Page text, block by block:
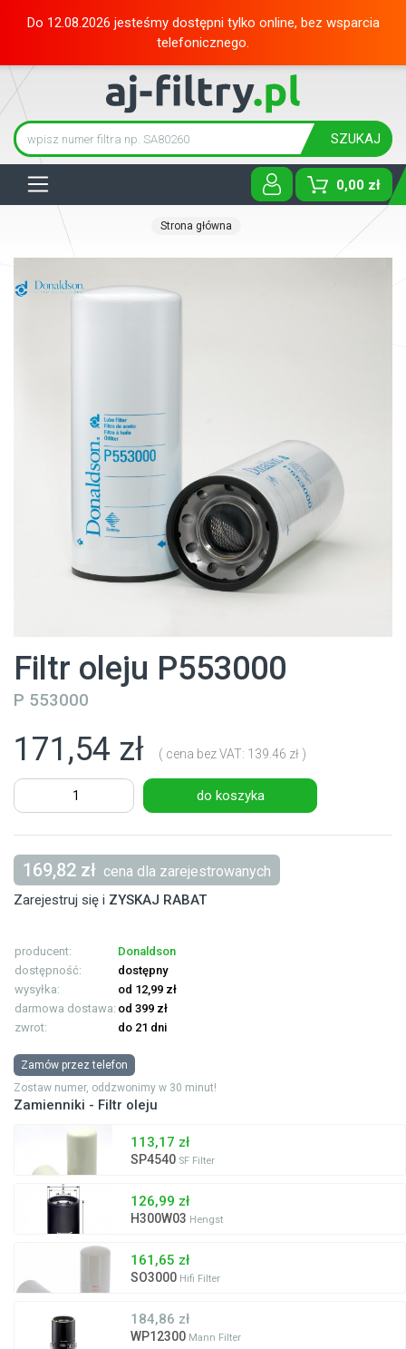
Do 12.08.2026 jesteśmy dostępni tylko online, bez wsparcia
telefonicznego.
SZUKAJ
0,00 zł
Strona główna
Filtr oleju P553000
P 553000
171,54 zł ( cena bez VAT: 139.46 zł )
do koszyka
169,82 zł cena dla zarejestrowanych
Zarejestruj się i ZYSKAJ RABAT
producent:
Donaldson
dostępność:
dostępny
wysyłka:
od 12,99 zł
darmowa dostawa: od 399 zł
zwrot:
do 21 dni
Zamów przez telefon
Zostaw numer, oddzwonimy w 30 minut!
Zamienniki - Filtr oleju
113,17 zł
SP4540 SF Filter
126,99 zł
H300W03 Hengst
161,65 zł
SO3000 Hifi Filter
184,86 zł
WP12300 Mann Filter